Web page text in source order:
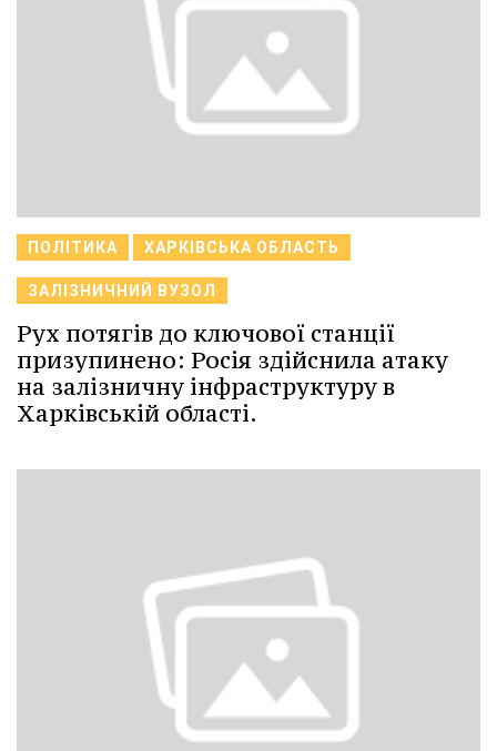
ПОЛІТИКА ХАРКІВСЬКА ОБЛАСТЬ
ЗАЛІЗНИЧНИЙ ВУЗОЛ
Рух потягів до ключової станції
призупинено: Росія здійснила атаку
на залізничну інфраструктуру в
Харківській області.